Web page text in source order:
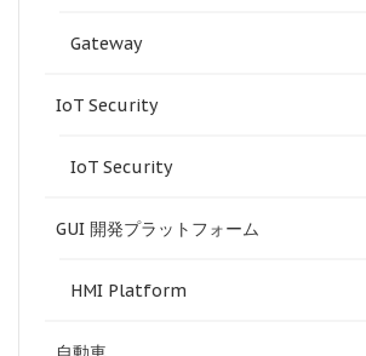
Gateway
IoT Security
IoT Security
GUI 開発プラットフォーム
HMI Platform